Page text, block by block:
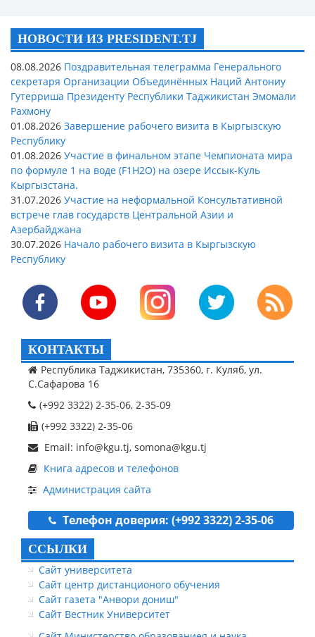
НОВОСТИ ИЗ PRESIDENT.TJ
08.08.2026 Поздравительная телеграмма Генерального
секретаря Организации Объединённых Наций Антониу
Гутерриша Президенту Республики Таджикистан Эмомали
Рахмону
01.08.2026 Завершение рабочего визита в Кыргызскую
Республику
01.08.2026 Участие в финальном этапе Чемпионата мира
по формуле 1 на воде (F1H2O) на озере Иссык-Куль
Кыргызстана.
31.07.2026 Участие на неформальной Консультативной
встрече глав государств Центральной Азии и
Азербайджана
30.07.2026 Начало рабочего визита в Кыргызскую
Республику
КОНТАКТЫ
Республика Таджикистан, 735360, г. Куляб, ул.
С.Сафарова 16
(+992 3322) 2-35-06, 2-35-09
(+992 3322) 2-35-06
Email: info@kgu.tj, somona@kgu.tj
Книга адресов и телефонов
Администрация сайта
Телефон доверия: (+992 3322) 2-35-06
ССЫЛКИ
Сайт университета
Сайт центр дистанционого обучения
Сайт газета "Анвори дониш"
Сайт Вестник Университет